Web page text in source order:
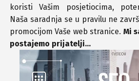
koristi Vašim posjetiocima,
Naša saradnja se u pravilu ne
promocijom Vaše web stranice. Mi
postajemo prijatelji…